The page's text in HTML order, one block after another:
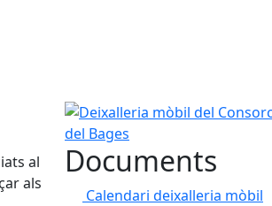
al
als
Deixalleria mòbil del Consorci
Documents
Calendari deixalleria mòbil